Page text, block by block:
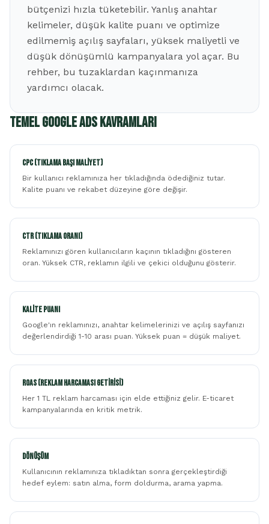
bütçenizi hızla tüketebilir. Yanlış anahtar
kelimeler, düşük kalite puanı ve optimize
edilmemiş açılış sayfaları, yüksek maliyetli ve
düşük dönüşümlü kampanyalara yol açar. Bu
rehber, bu tuzaklardan kaçınmanıza
yardımcı olacak.
Temel Google Ads Kavramları
CPC (Tıklama Başı Maliyet)
Bir kullanıcı reklamınıza her tıkladığında ödediğiniz tutar.
Kalite puanı ve rekabet düzeyine göre değişir.
CTR (Tıklama Oranı)
Reklamınızı gören kullanıcıların kaçının tıkladığını gösteren
oran. Yüksek CTR, reklamın ilgili ve çekici olduğunu gösterir.
Kalite Puanı
Google'ın reklamınızı, anahtar kelimelerinizi ve açılış sayfanızı
değerlendirdiği 1-10 arası puan. Yüksek puan = düşük maliyet.
ROAS (Reklam Harcaması Getirisi)
Her 1 TL reklam harcaması için elde ettiğiniz gelir. E-ticaret
kampanyalarında en kritik metrik.
Dönüşüm
Kullanıcının reklamınıza tıkladıktan sonra gerçekleştirdiği
hedef eylem: satın alma, form doldurma, arama yapma.